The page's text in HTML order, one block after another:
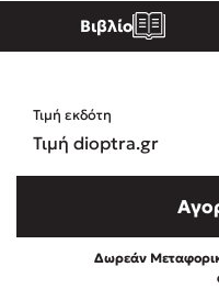
Το
Ένας
Βιβλίο
Τιμή εκδότη
Τιμή dioptra.gr
Δωρεάν